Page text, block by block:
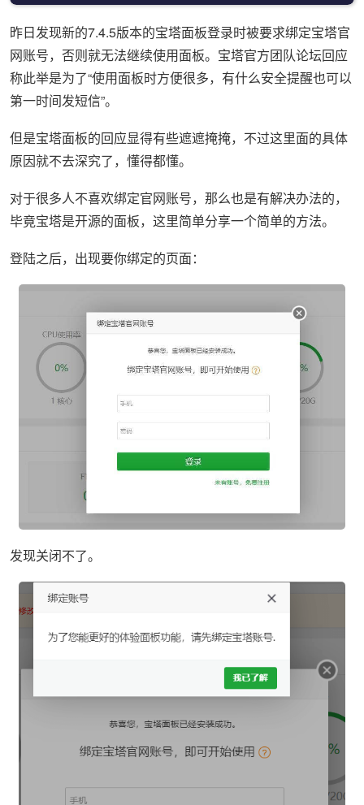
昨日发现新的7.4.5版本的宝塔面板登录时被要求绑定宝塔官
网账号，否则就无法继续使用面板。宝塔官方团队论坛回应
称此举是为了“使用面板时方便很多，有什么安全提醒也可以
第一时间发短信”。
但是宝塔面板的回应显得有些遮遮掩掩，不过这里面的具体
原因就不去深究了，懂得都懂。
对于很多人不喜欢绑定官网账号，那么也是有解决办法的，
毕竟宝塔是开源的面板，这里简单分享一个简单的方法。
登陆之后，出现要你绑定的页面：
发现关闭不了。